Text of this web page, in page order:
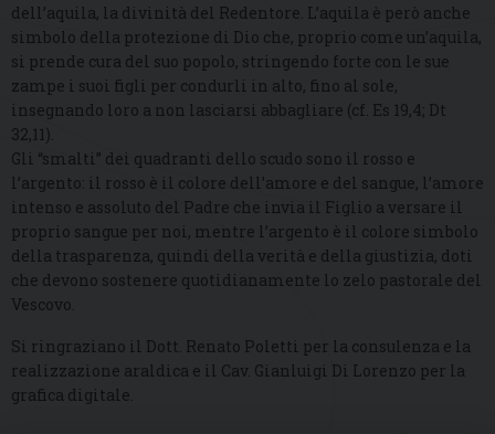
dell’aquila, la divinità del Redentore. L’aquila è però anche
simbolo della protezione di Dio che, proprio come un’aquila,
si prende cura del suo popolo, stringendo forte con le sue
zampe i suoi figli per condurli in alto, fino al sole,
insegnando loro a non lasciarsi abbagliare (cf. Es 19,4; Dt
32,11).
Gli “smalti” dei quadranti dello scudo sono il rosso e
l’argento: il rosso è il colore dell’amore e del sangue, l’amore
intenso e assoluto del Padre che invia il Figlio a versare il
proprio sangue per noi, mentre l’argento è il colore simbolo
della trasparenza, quindi della verità e della giustizia, doti
che devono sostenere quotidianamente lo zelo pastorale del
Vescovo.
Si ringraziano il Dott. Renato Poletti per la consulenza e la
realizzazione araldica e il Cav. Gianluigi Di Lorenzo per la
grafica digitale.